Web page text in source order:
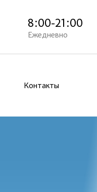
8:00-21:00
Ежедневно
Контакты